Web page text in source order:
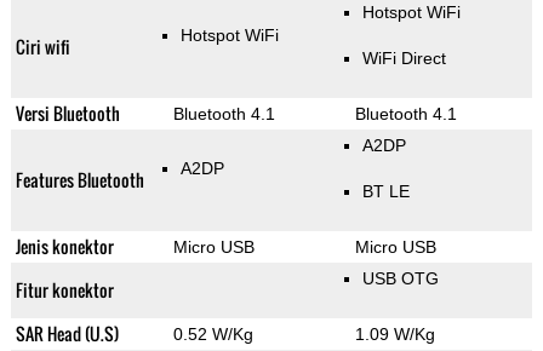
Ciri wifi Hotspot WiFi
Hotspot WiFi
WiFi Direct
Versi Bluetooth Bluetooth 4.1 Bluetooth 4.1
Features Bluetooth A2DP
A2DP
BT LE
Jenis konektor Micro USB Micro USB
Fitur konektor USB OTG
SAR Head (U.S) 0.52 W/Kg 1.09 W/Kg